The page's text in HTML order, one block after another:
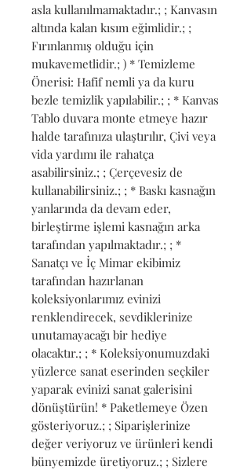
asla kullanılmamaktadır.; ; Kanvasın
altında kalan kısım eğimlidir.; ;
Fırınlanmış olduğu için
mukavemetlidir.; ) * Temizleme
Önerisi: Hafif nemli ya da kuru
bezle temizlik yapılabilir.; ; * Kanvas
Tablo duvara monte etmeye hazır
halde tarafınıza ulaştırılır, Çivi veya
vida yardımı ile rahatça
asabilirsiniz.; ; Çerçevesiz de
kullanabilirsiniz.; ; * Baskı kasnağın
yanlarında da devam eder,
birleştirme işlemi kasnağın arka
tarafından yapılmaktadır.; ; *
Sanatçı ve İç Mimar ekibimiz
tarafından hazırlanan
koleksiyonlarımız evinizi
renklendirecek, sevdiklerinize
unutamayacağı bir hediye
olacaktır.; ; * Koleksiyonumuzdaki
yüzlerce sanat eserinden seçkiler
yaparak evinizi sanat galerisini
dönüştürün! * Paketlemeye Özen
gösteriyoruz.; ; Siparişlerinize
değer veriyoruz ve ürünleri kendi
bünyemizde üretiyoruz.; ; Sizlere